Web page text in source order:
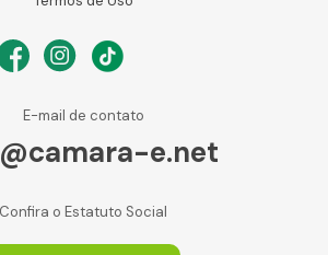
E-mail de contato
e.net
Confira o Estatuto Social